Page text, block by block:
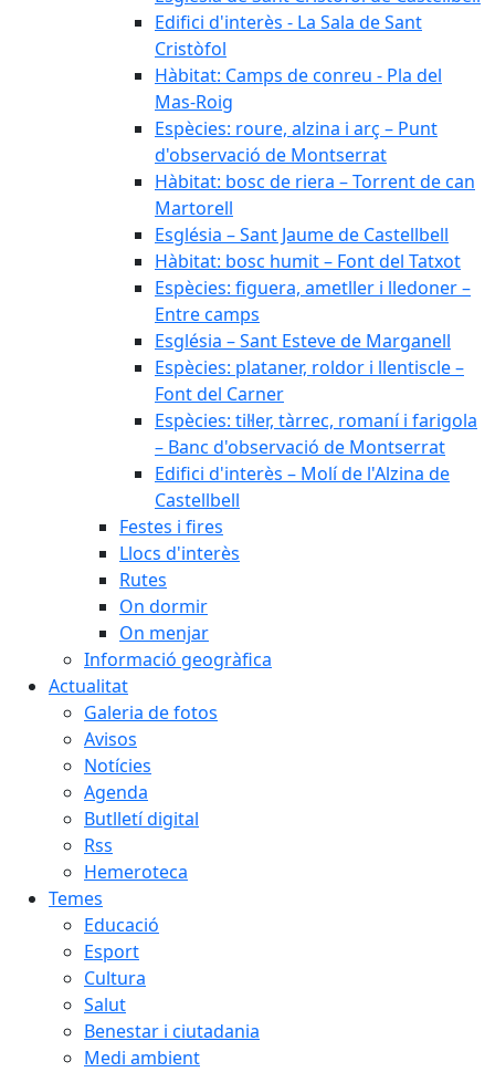
Edifici d'interès - La Sala de Sant
Cristòfol
Hàbitat: Camps de conreu - Pla del
Mas-Roig
Espècies: roure, alzina i arç – Punt
d'observació de Montserrat
Hàbitat: bosc de riera – Torrent de can
Martorell
Església – Sant Jaume de Castellbell
Hàbitat: bosc humit – Font del Tatxot
Espècies: figuera, ametller i lledoner –
Entre camps
Església – Sant Esteve de Marganell
Espècies: plataner, roldor i llentiscle –
Font del Carner
Espècies: til·ler, tàrrec, romaní i farigola
– Banc d'observació de Montserrat
Edifici d'interès – Molí de l'Alzina de
Castellbell
Festes i fires
Llocs d'interès
Rutes
On dormir
On menjar
Informació geogràfica
Actualitat
Galeria de fotos
Avisos
Notícies
Agenda
Butlletí digital
Rss
Hemeroteca
Temes
Educació
Esport
Cultura
Salut
Benestar i ciutadania
Medi ambient